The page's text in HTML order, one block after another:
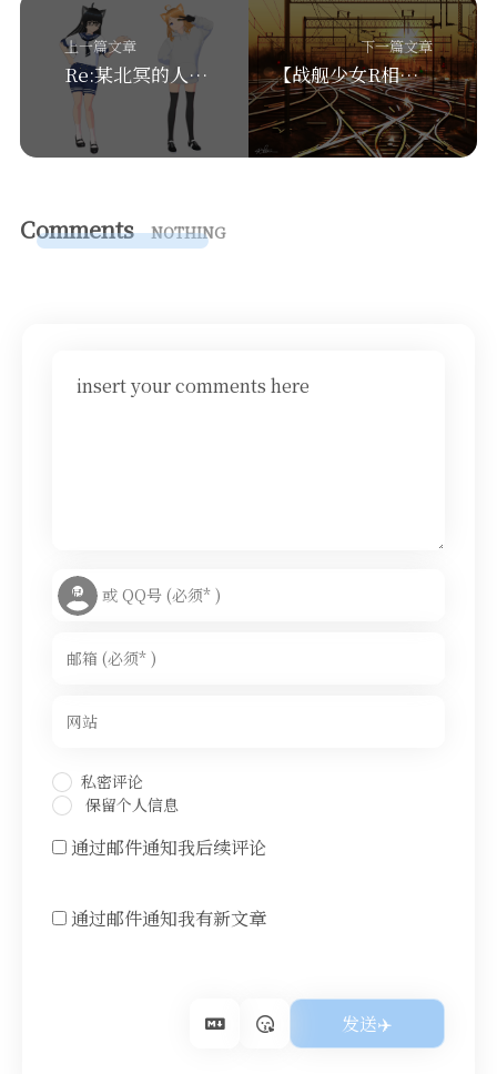
上一篇文章
Re:某北冥的人设【说好的人设补全与重置】
下一篇文章
【战舰少女R相关】母港妄想小剧场 试制版01
Comments NOTHING
insert your comments here
私密评论
保留个人信息
通过邮件通知我后续评论
通过邮件通知我有新文章